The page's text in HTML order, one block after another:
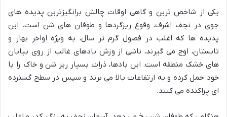
یکی از شاخص ترین و گاهی اوقات چالش برانگیزترین پدیده های
جوی در نجف اشرف، وقوع ریزگردها و طوفان های شن است. این
پدیده ها که اغلب در فصول گرم تر سال، به ویژه اواخر بهار و
تابستان، اوج می گیرند، ناشی از وزش بادهای غالب از روی بیابان
های خشک منطقه است. این بادها، ذرات بسیار ریز شن و خاک را با
خود حمل کرده و به ارتفاعات بالا می برند و سپس در سطح گسترده
ای پراکنده می کنند.